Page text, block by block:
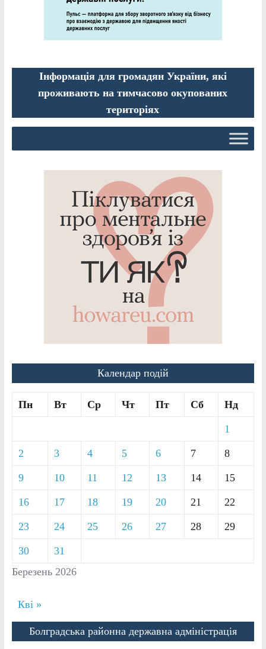
Інформація для громадян України, які
проживають на тимчасово окупованих
територіях
Календар подій
Березень 2026
Пн Вт Ср Чт Пт Сб Нд
1
2 3 4 5 6 7 8
9 10 11 12 13 14 15
16 17 18 19 20 21 22
23 24 25 26 27 28 29
30 31
Кві »
Болградська районна державна адміністрація